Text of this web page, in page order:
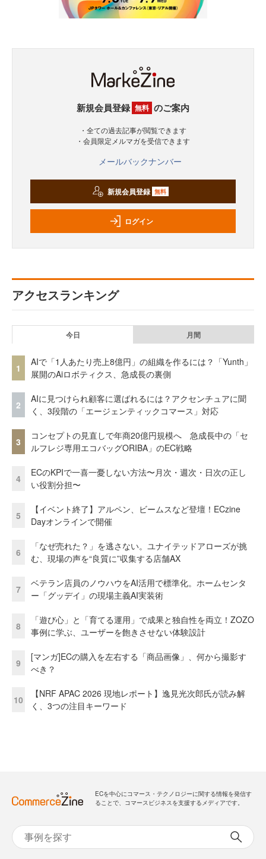
新規会員登録 無料 のご案内
・全ての過去記事が閲覧できます
・会員限定メルマガを受信できます
メールバックナンバー
新規会員登録 無料
ログイン
アクセスランキング
今日 月間
1
AIで「1人あたり売上8億円」の組織を作るには？「Yunth」
展開のAiロボティクス、急成長の裏側
2
AIに見つけられ顧客に選ばれるには？アクセンチュアに聞
く、3段階の「エージェンティックコマース」対応
3
コンセプトの見直しで年商20億円規模へ 急成長中の「セ
ルフレジ専用エコバッグORIBA」のEC戦略
4
ECのKPIで一喜一憂しない方法〜月次・週次・日次の正し
い役割分担〜
5
【イベント終了】アルペン、ビームスなど登壇！ECzine
Dayオンラインで開催
6
「なぜ売れた？」を逃さない。ユナイテッドアローズが挑
む、現場の声を“良質に”収集する店舗AX
7
ベテラン店員のノウハウをAI活用で標準化。ホームセンタ
ー「グッデイ」の現場主義AI実装術
8
「遊び心」と「育てる運用」で成果と独自性を両立！ZOZO
事例に学ぶ、ユーザーを飽きさせない体験設計
9
[マンガ]ECの購入を左右する「商品画像」、何から撮影す
べき？
10
【NRF APAC 2026 現地レポート】逸見光次郎氏が読み解
く、3つの注目キーワード
ECを中心にコマース・テクノロジーに関する情報を発信す
ることで、コマースビジネスを支援するメディアです。